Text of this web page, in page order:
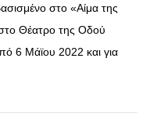
στο «Αίμα της
Θέατρο της Οδού
6 Μάϊου 2022 και για